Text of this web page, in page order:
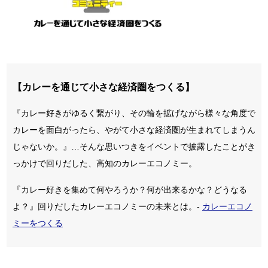
【カレーを通じて小さな経済圏をつくる】
『カレー好きがゆるく繋がり、その輪を拡げながら様々な角度で
カレーを面白がったら、やがて小さな経済圏が生まれてしまうん
じゃないか。』…そんな思いつきをイベントで披露したことがき
っかけで回りだした、高知のカレーエコノミー。
『カレー好きを集めて何やろうか？何が出来るかな？どうなる
よ？』回りだしたカレーエコノミーの未来とは。- カレーエコノ
ミーをつくる